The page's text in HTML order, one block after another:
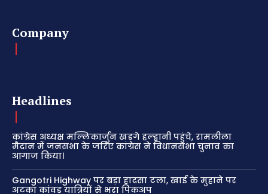
Company
Headlines
कांग्रेस अध्यक्ष मल्लिकार्जुन खड़गे हल्द्वानी पहुंचे, रामलीला
मैदान में जनसभा के जरिए कांग्रेस ने विधानसभा चुनाव का
आगाज किया।
Gangotri Highway पर बड़ा हादसा टला, खाई के मुहाने पर
अटका कांवड़ यात्रियों से भरा पिकअप